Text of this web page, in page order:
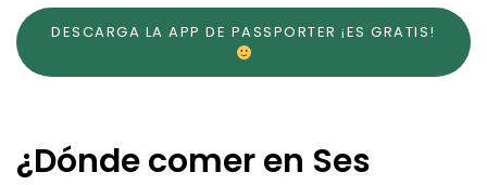
DESCARGA LA APP DE PASSPORTER ¡ES GRATIS!
¿Dónde comer en Ses